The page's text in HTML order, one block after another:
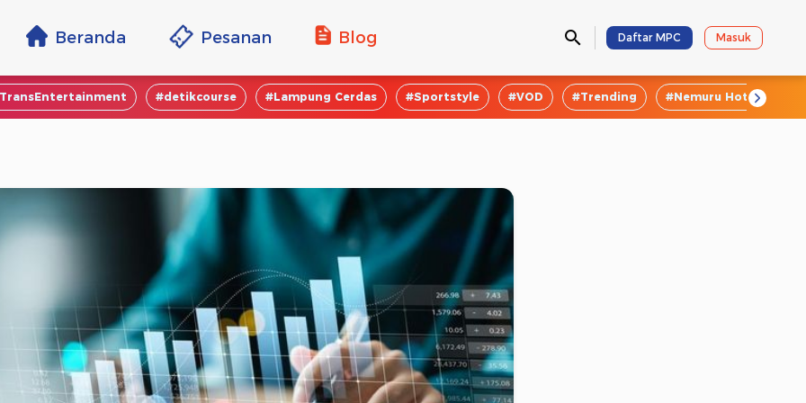
Beranda Pesanan Blog Daftar MPC Masuk
#detikcourse #Lampung Cerdas #Sportstyle #VOD #Trending #Nemuru Hotel